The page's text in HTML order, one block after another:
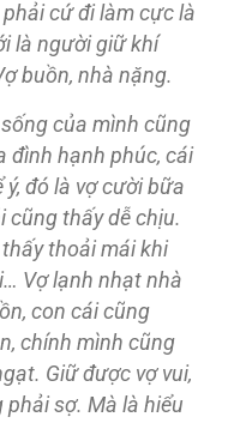
phải cứđi làm cực là
là người giữ khí
buồn, nhà nặng.
của mình cũng
đình hạnh phúc, cái
ý, đó là vợ cười bữa
cũng thấy dễ chịu.
thoải mái khi
Vợ lạnh nhạt nhà
con cái cũng
chính mình cũng
Giữđược vợ vui,
sợ. Mà là hiểu